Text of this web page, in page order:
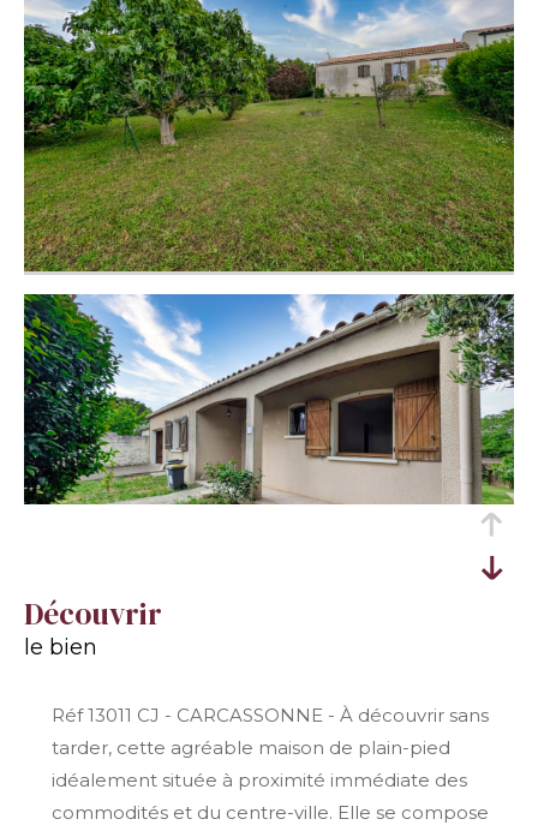
découvrir
le bien
Réf 13011 CJ - CARCASSONNE - À découvrir sans
tarder, cette agréable maison de plain-pied
idéalement située à proximité immédiate des
commodités et du centre-ville. Elle se compose